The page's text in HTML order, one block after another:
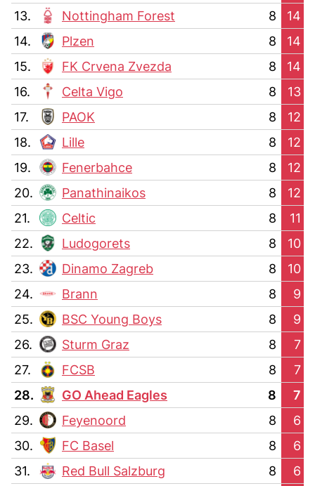
13.
Nottingham Forest 8
14
14.
Plzen 8
14
15.
FK Crvena Zvezda 8
14
16.
Celta Vigo 8
13
17.
PAOK 8
12
18.
Lille 8
12
19.
Fenerbahce 8
12
20.
Panathinaikos 8
12
21.
Celtic 8
11
22.
Ludogorets 8
10
23.
Dinamo Zagreb 8
10
24.
Brann 8
9
25.
BSC Young Boys 8
9
26.
Sturm Graz 8
7
27.
FCSB 8
7
28.
GO Ahead Eagles 8
7
29.
Feyenoord 8
6
30.
FC Basel 8
6
31.
Red Bull Salzburg 8
6